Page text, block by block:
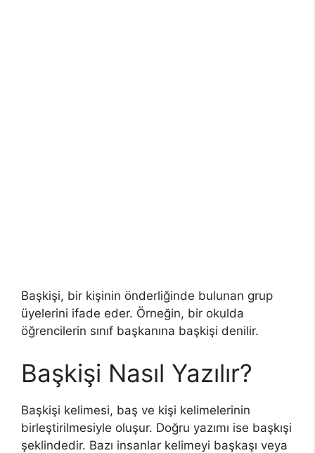
Başkişi, bir kişinin önderliğinde bulunan grup
üyelerini ifade eder. Örneğin, bir okulda
öğrencilerin sınıf başkanına başkişi denilir.
Başkişi Nasıl Yazılır?
Başkişi kelimesi, baş ve kişi kelimelerinin
birleştirilmesiyle oluşur. Doğru yazımı ise başkışi
şeklindedir. Bazı insanlar kelimeyi başkaşı veya